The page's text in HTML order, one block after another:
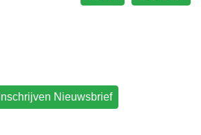
Inschrijven Nieuwsbrief